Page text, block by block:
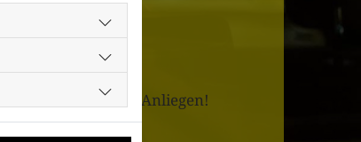
Zeit für Ihr Anliegen!